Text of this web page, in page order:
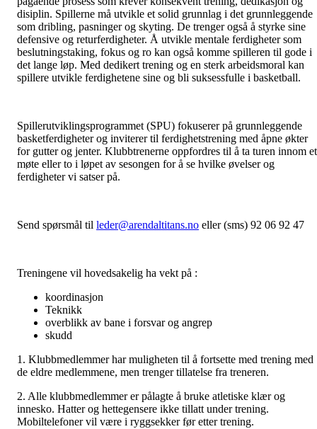
disiplin. Spillerne må utvikle et solid grunnlag i det grunnleggende
som dribling, pasninger og skyting. De trenger også å styrke sine
defensive og returferdigheter. Å utvikle mentale ferdigheter som
beslutningstaking, fokus og ro kan også komme spilleren til gode i
det lange løp. Med dedikert trening og en sterk arbeidsmoral kan
spillere utvikle ferdighetene sine og bli suksessfulle i basketball.
Spillerutviklingsprogrammet (SPU) fokuserer på grunnleggende
basketferdigheter og inviterer til ferdighetstrening med åpne økter
for gutter og jenter. Klubbtrenerne oppfordres til å ta turen innom et
møte eller to i løpet av sesongen for å se hvilke øvelser og
ferdigheter vi satser på.
Send spørsmål til leder@arendaltitans.no eller (sms) 92 06 92 47
Treningene vil hovedsakelig ha vekt på :
koordinasjon
Teknikk
overblikk av bane i forsvar og angrep
skudd
1. Klubbmedlemmer har muligheten til å fortsette med trening med
de eldre medlemmene, men trenger tillatelse fra treneren.
2. Alle klubbmedlemmer er pålagte å bruke atletiske klær og
innesko. Hatter og hettegensere ikke tillatt under trening.
Mobiltelefoner vil være i ryggsekker før etter trening.